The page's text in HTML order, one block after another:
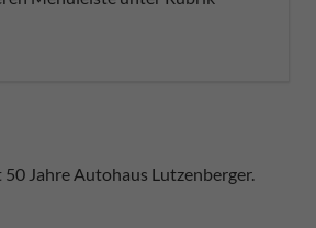
Jahre Autohaus Lutzenberger.